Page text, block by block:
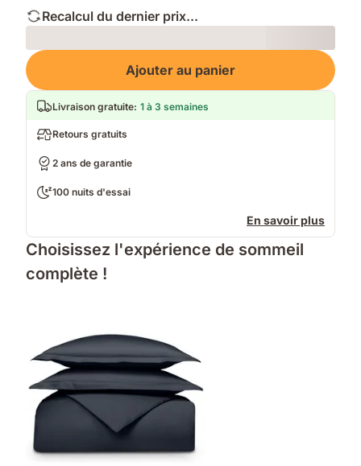
Recalcul du dernier prix...
Loading
Ajouter au panier
Livraison gratuite: 1 à 3 semaines
Retours gratuits
2 ans de garantie
100 nuits d'essai
En savoir plus
Choisissez l'expérience de sommeil
complète !